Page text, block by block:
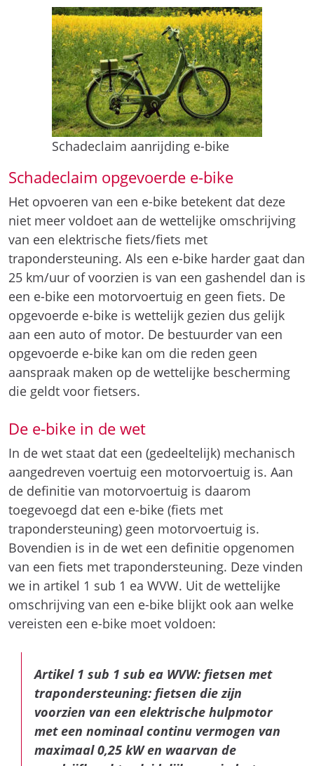
Schadeclaim aanrijding e-bike
Schadeclaim opgevoerde e-bike
Het opvoeren van een e-bike betekent dat deze
niet meer voldoet aan de wettelijke omschrijving
van een elektrische fiets/fiets met
trapondersteuning. Als een e-bike harder gaat dan
25 km/uur of voorzien is van een gashendel dan is
een e-bike een motorvoertuig en geen fiets. De
opgevoerde e-bike is wettelijk gezien dus gelijk
aan een auto of motor. De bestuurder van een
opgevoerde e-bike kan om die reden geen
aanspraak maken op de wettelijke bescherming
die geldt voor fietsers.
De e-bike in de wet
In de wet staat dat een (gedeeltelijk) mechanisch
aangedreven voertuig een motorvoertuig is. Aan
de definitie van motorvoertuig is daarom
toegevoegd dat een e-bike (fiets met
trapondersteuning) geen motorvoertuig is.
Bovendien is in de wet een definitie opgenomen
van een fiets met trapondersteuning. Deze vinden
we in artikel 1 sub 1 ea WVW. Uit de wettelijke
omschrijving van een e-bike blijkt ook aan welke
vereisten een e-bike moet voldoen:
Artikel 1 sub 1 sub ea WVW: fietsen met
trapondersteuning: fietsen die zijn
voorzien van een elektrische hulpmotor
met een nominaal continu vermogen van
maximaal 0,25 kW en waarvan de